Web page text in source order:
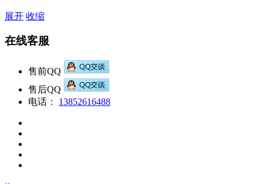
展开 收缩
在线客服
售前QQ
售后QQ
电话：
13852616488